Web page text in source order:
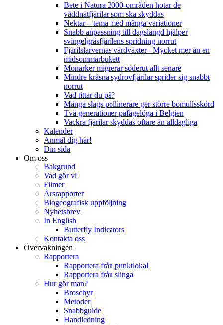
Bete i Natura 2000-områden hotar de
väddnätfjärilar som ska skyddas
Nektar – tema med många variationer
Snabb anpassning till dagslängd hjälper
svingelgräsfjärilens spridning norrut
Fjärilslarvernas värdväxter– Mycket mer än en
midsommarbukett
Monarker migrerar söderut allt senare
Mindre kräsna sydrovfjärilar sprider sig snabbt
norrut
Vad tittar du på?
Många slags pollinerare ger större bomullsskörd
Två generationer påfågelöga i Belgien
Vackra fjärilar skyddas oftare än alldagliga
Kalender
Anmäl dig här!
Din sida
Om oss
Bakgrund
Vad gör vi
Filmer
Årsrapporter
Biogeografisk uppföljning
Nyhetsbrev
In English
Butterfly Indicators
Kontakta oss
Övervakningen
Rapportera
Rapportera från punktlokal
Rapportera från slinga
Hur gör man?
Broschyr
Metoder
Snabbguide
Handledning